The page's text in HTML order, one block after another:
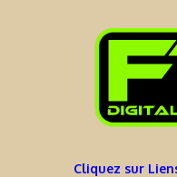
Cliquez sur